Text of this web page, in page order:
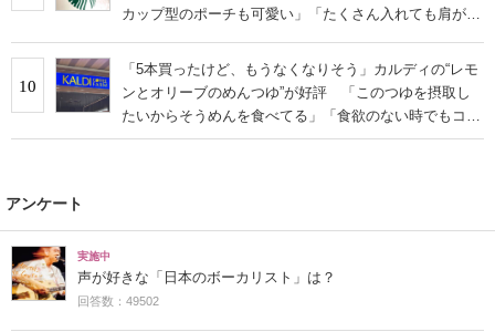
カップ型のポーチも可愛い」「たくさん入れても肩が痛
10
「5本買ったけど、もうなくなりそう」カルディの“レモ
ンとオリーブのめんつゆ”が好評 「このつゆを摂取し
たいからそうめんを食べてる」「食欲のない時でもコレ
で食べられる」
アンケート
実施中
声が好きな「日本のボーカリスト」は？
回答数：49502